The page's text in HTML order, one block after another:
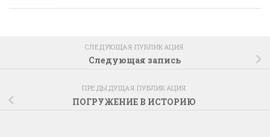
СЛЕДУЮЩАЯ ПУБЛИКАЦИЯ
Следующая запись
ПРЕДЫДУЩАЯ ПУБЛИКАЦИЯ
ПОГРУЖЕНИЕ В ИСТОРИЮ